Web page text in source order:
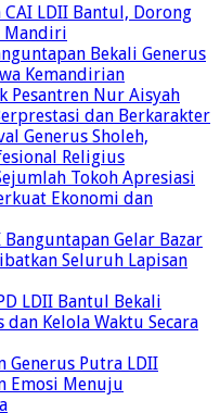
CAI LDII Bantul, Dorong
Mandiri
Bekali Generus
Kemandirian
Pesantren Nur Aisyah
dan Berkarakter
Generus Sholeh,
Religius
Tokoh Apresiasi
Ekonomi dan
Gelar Bazar
Seluruh Lapisan
LDII Bantul Bekali
Kelola Waktu Secara
Generus Putra LDII
Emosi Menuju